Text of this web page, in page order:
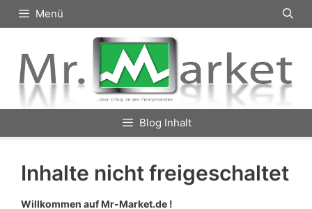
Inhalt
Menü
Blog Inhalt
Inhalte nicht freigeschaltet
Willkommen auf Mr-Market.de !